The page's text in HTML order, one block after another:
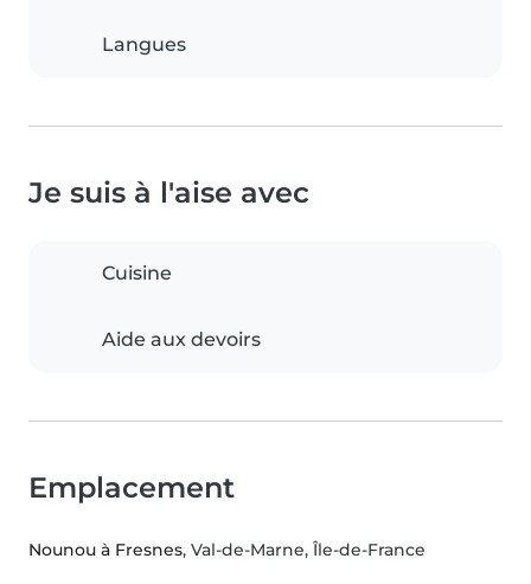
Langues
Je suis à l'aise avec
Cuisine
Aide aux devoirs
Emplacement
Nounou à Fresnes, Val-de-Marne, Île-de-France